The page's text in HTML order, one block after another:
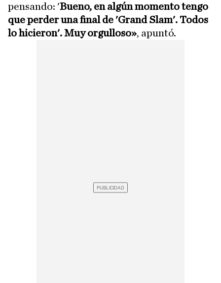
pensando: 'Bueno, en algún momento tengo
que perder una final de 'Grand Slam'. Todos
lo hicieron'. Muy orgulloso», apuntó.